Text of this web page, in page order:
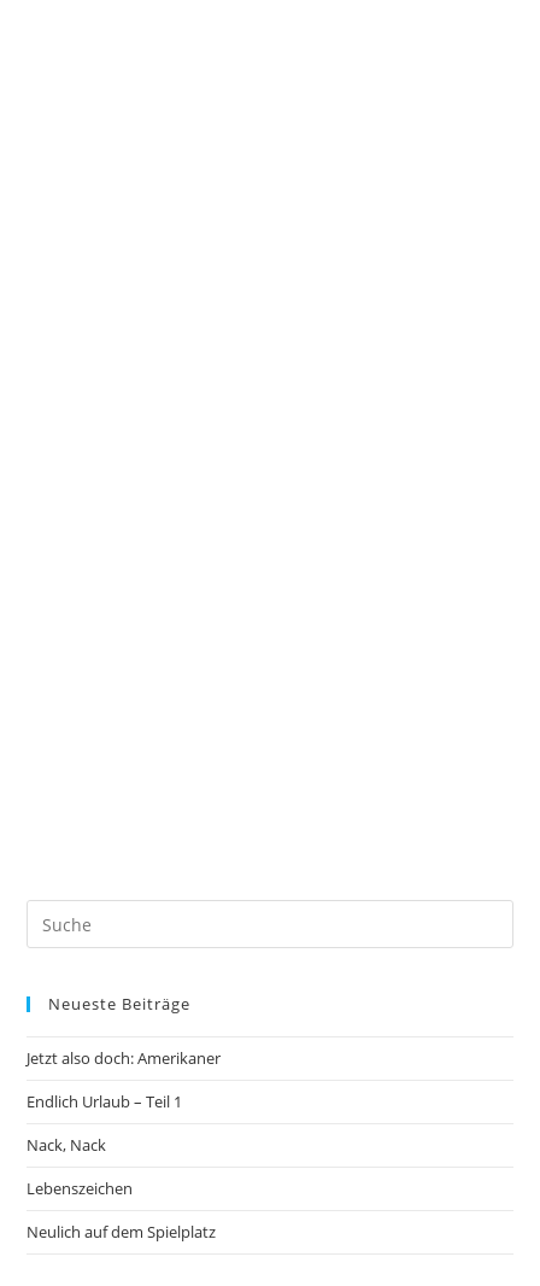
Neueste Beiträge
Jetzt also doch: Amerikaner
Endlich Urlaub – Teil 1
Nack, Nack
Lebenszeichen
Neulich auf dem Spielplatz